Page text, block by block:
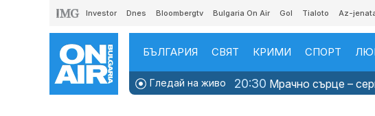
Investor Dnes Bloombergtv Bulgaria On Air Gol Tialoto Az-
БЪЛГАРИЯ СВЯТ КРИМИ СПОРТ
Гледай на живо 20:30 Мрачно сърце –